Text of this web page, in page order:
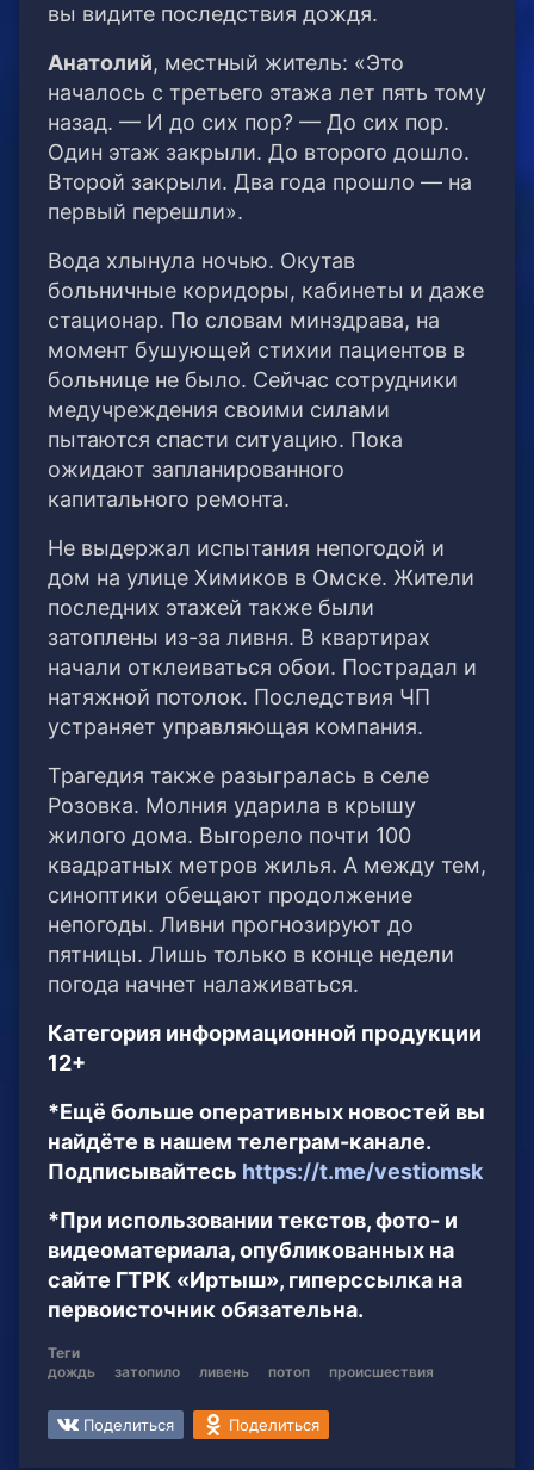
вы видите последствия дождя.
Анатолий, местный житель: «Это
началось с третьего этажа лет пять тому
назад. — И до сих пор? — До сих пор.
Один этаж закрыли. До второго дошло.
Второй закрыли. Два года прошло — на
первый перешли».
Вода хлынула ночью. Окутав
больничные коридоры, кабинеты и даже
стационар. По словам минздрава, на
момент бушующей стихии пациентов в
больнице не было. Сейчас сотрудники
медучреждения своими силами
пытаются спасти ситуацию. Пока
ожидают запланированного
капитального ремонта.
Не выдержал испытания непогодой и
дом на улице Химиков в Омске. Жители
последних этажей также были
затоплены из-за ливня. В квартирах
начали отклеиваться обои. Пострадал и
натяжной потолок. Последствия ЧП
устраняет управляющая компания.
Трагедия также разыгралась в селе
Розовка. Молния ударила в крышу
жилого дома. Выгорело почти 100
квадратных метров жилья. А между тем,
синоптики обещают продолжение
непогоды. Ливни прогнозируют до
пятницы. Лишь только в конце недели
погода начнет налаживаться.
Категория информационной продукции
12+
*Ещё больше оперативных новостей вы
найдёте в нашем телеграм-канале.
Подписывайтесь https://t.me/vestiomsk
*При использовании текстов, фото- и
видеоматериала, опубликованных на
сайте ГТРК «Иртыш», гиперссылка на
первоисточник обязательна.
Теги
дождь
затопило ливень потоп происшествия
Поделиться Поделиться